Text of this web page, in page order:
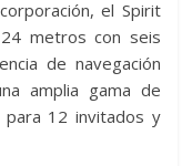
el Spirit
metros con seis
de navegación
amplia gama de
para 12 invitados y